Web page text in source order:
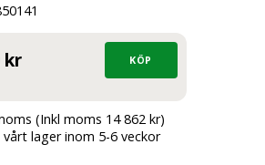
kr
(Inkl moms 14 862 kr)
vårt lager inom 5-6 veckor